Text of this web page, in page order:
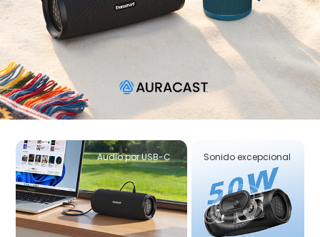
Sonido excepcional
Audio por USB-C